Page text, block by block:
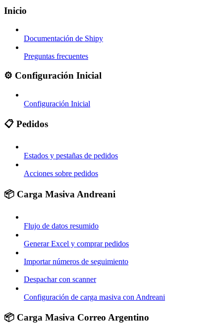
Inicio
Documentación de Shipy
Preguntas frecuentes
⚙️ Configuración Inicial
Configuración Inicial
📋 Pedidos
Estados y pestañas de pedidos
Acciones sobre pedidos
📦 Carga Masiva Andreani
Flujo de datos resumido
Generar Excel y comprar pedidos
Importar números de seguimiento
Despachar con scanner
Configuración de carga masiva con Andreani
📦 Carga Masiva Correo Argentino